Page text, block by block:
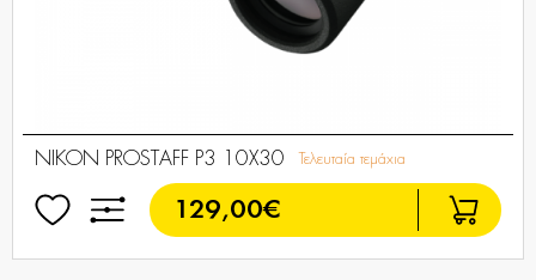
NIKON PROSTAFF P3 10X30 Τελευταία τεμάχια
129,00€